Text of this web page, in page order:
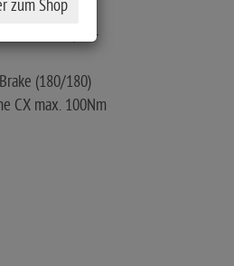
ShadowPlus, 12-
(180/180)
CX max. 100Nm